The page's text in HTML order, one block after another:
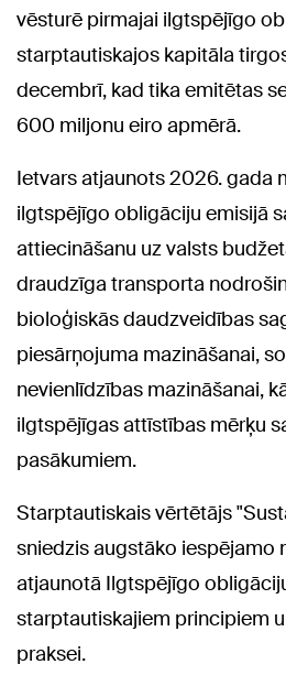
vēsturē pirmajai ilgtspējīgo
starptautiskajos kapitāla
decembrī, kad tika emitētas
600 miljonu eiro apmērā.
Ietvars atjaunots 2026. gada
ilgtspējīgo obligāciju emisijā
attiecināšanu uz valsts
draudzīga transporta
bioloģiskās daudzveidības
piesārņojuma mazināšanai,
nevienlīdzības mazināšanai,
ilgtspējīgas attīstības mērķu
pasākumiem.
Starptautiskais vērtētājs
sniedzis augstāko iespējamo
atjaunotā Ilgtspējīgo
starptautiskajiem principiem
praksei.